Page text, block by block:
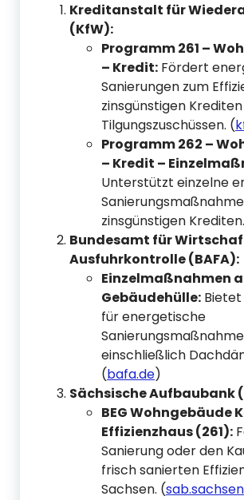
Kreditanstalt für
(KfW):
Programm 261 –
– Kredit: Fördert
Sanierungen zum
zinsgünstigen
Tilgungszuschüssen. (
Programm 262 –
– Kredit –
Unterstützt einzelne
zinsgünstigen Krediten.
Bundesamt für
Ausfuhrkontrolle (BAFA):
Einzelmaßnahmen
Gebäudehülle: Bietet
für energetische
einschließlich
(bafa.de)
Sächsische Aufbaubank
BEG Wohngebäude
Effizienzhaus (261):
Sanierung oder den
frisch sanierten
Sachsen. (